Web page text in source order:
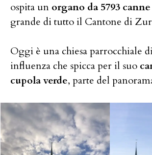
ospita un organo da 5793 canne
grande di tutto il Cantone di
Oggi è una chiesa parrocchiale
influenza che spicca per il suo
cupola verde, parte del